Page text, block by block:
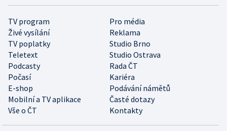
TV program
Pro média
Živé vysílání
Reklama
TV poplatky
Studio Brno
Teletext
Studio Ostrava
Podcasty
Rada ČT
Počasí
Kariéra
E-shop
Podávání námětů
Mobilní a TV aplikace
Časté dotazy
Vše o ČT
Kontakty